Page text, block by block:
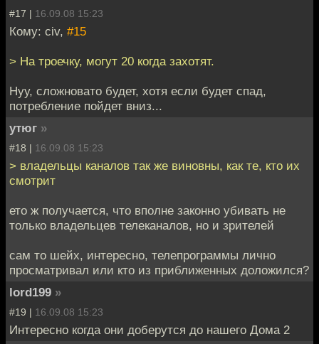
#17 | 16.09.08 15:23
Кому: civ, #15
> На троечку, могут 20 когда захотят.
Нуу, сложновато будет, хотя если будет спад,
потребление пойдет вниз...
утюг »
#18 | 16.09.08 15:23
> владельцы каналов так же виновны, как те, кто их
смотрит
ето ж получается, что вполне законно убивать не
только владельцев телеканалов, но и зрителей
сам то шейх, интересно, телепрограммы лично
просматривал или кто из приближенных доложился?
lord199 »
#19 | 16.09.08 15:23
Интересно когда они доберутся до нашего Дома 2